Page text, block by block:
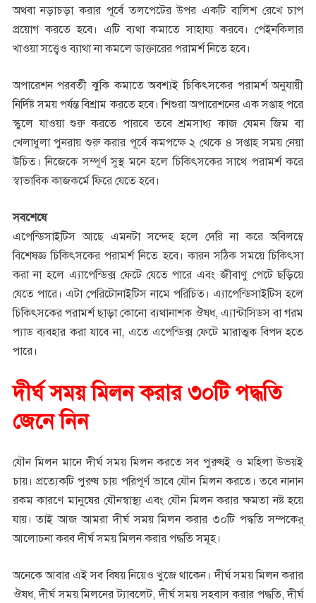
অথবা নড়াচড়া করার পূর্বে তলপেটের উপর একটি বালিশ রেখে চাপ
প্রয়োগ করতে হবে। এটি ব্যথা কমাতে সাহায্য করবে। পেইনকিলার
খাওয়া সত্ত্বেও ব্যাথা না কমলে ডাক্তারের পরামর্শ নিতে হবে।
অপারেশন পরবর্তী ঝুকি কমাতে অবশ্যই চিকিৎসকের পরামর্শ অনুযায়ী
নির্দিষ্ট সময় পর্যন্ত বিশ্রাম করতে হবে। শিশুরা অপারেশনের এক সপ্তাহ পরে
স্কুলে যাওয়া শুরু করতে পারবে তবে শ্রমসাধ্য কাজ যেমন জিম বা
খেলাধুলা পুনরায় শুরু করার পূর্বে কমপক্ষে ২ থেকে ৪ সপ্তাহ সময় নেয়া
উচিত। নিজেকে সম্পূর্ণ সুস্থ মনে হলে চিকিৎসকের সাথে পরামর্শ করে
স্বাভাবিক কাজকর্মে ফিরে যেতে হবে।
সবশেষে
এপেন্ডিসাইটিস আছে এমনটা সন্দেহ হলে দেরি না করে অবিলম্বে
বিশেষজ্ঞ চিকিৎসকের পরামর্শ নিতে হবে। কারন সঠিক সময়ে চিকিৎসা
করা না হলে এ্যাপেন্ডিক্স ফেটে যেতে পারে এবং জীবাণু পেটে ছড়িয়ে
যেতে পারে। এটা পেরিটোনাইটিস নামে পরিচিত। এ্যাপেন্ডিসাইটিস হলে
চিকিৎসকের পরামর্শ ছাড়া কোনো ব্যথানাশক ঔষধ, এ্যান্টাসিডস বা গরম
প্যাড ব্যবহার করা যাবে না, এতে এপেন্ডিক্স ফেটে মারাত্মক বিপদ হতে
পারে।
দীর্ঘ সময় মিলন করার ৩০টি পদ্ধতি
জেনে নিন
যৌন মিলন মানে দীর্ঘ সময় মিলন করতে সব পুরুষই ও মহিলা উভয়ই
চায়। প্রত্যেকটি পুরুষ চায় পরিপূর্ণ ভাবে যৌন মিলন করতে। তবে নানান
রকম কারণে মানুষের যৌনস্বাস্থ্য এবং যৌন মিলন করার ক্ষমতা নষ্ট হয়ে
যায়। তাই আজ আমরা দীর্ঘ সময় মিলন করার ৩০টি পদ্ধতি সম্পকের্
আলোচনা করব দীর্ঘ সময় মিলন করার পদ্ধতি সমূহ।
অনেকে আবার এই সব বিষয় নিয়েও খুজে থাকেন। দীর্ঘ সময় মিলন করার
ঔষধ, দীর্ঘ সময় মিলনের ট্যাবলেট, দীর্ঘ সময় সহবাস করার পদ্ধতি, দীর্ঘ